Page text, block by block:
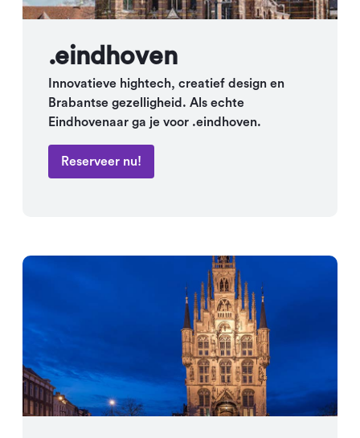
.eindhoven
Innovatieve hightech, creatief design en
Brabantse gezelligheid. Als echte
Eindhovenaar ga je voor .eindhoven.
Reserveer nu!